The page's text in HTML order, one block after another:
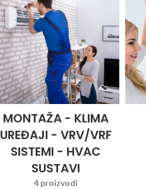
MONTAŽA - KLIMA
UREĐAJI - VRV/VRF
SISTEMI - HVAC
SUSTAVI
4 proizvodi